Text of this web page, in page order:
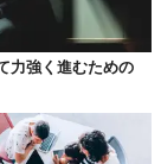
メな人間なん
チの悪い「あき
力強く進むための